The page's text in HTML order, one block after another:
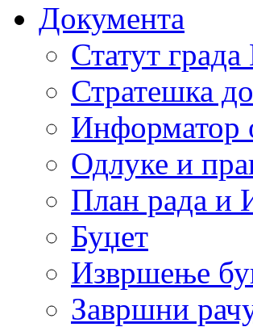
Документа
Статут
Стратешка
Информатор
Одлуке и
План рада и
Буџет
Извршење
Завршни